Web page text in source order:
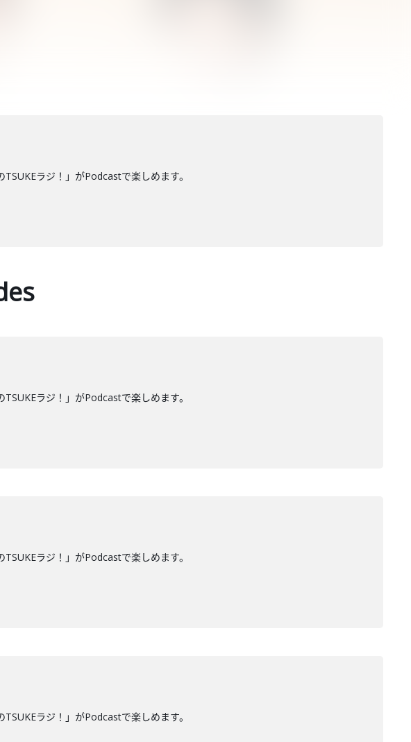
ラジ！」がPodcastで楽しめます。
ラジ！」がPodcastで楽しめます。
ラジ！」がPodcastで楽しめます。
ラジ！」がPodcastで楽しめます。